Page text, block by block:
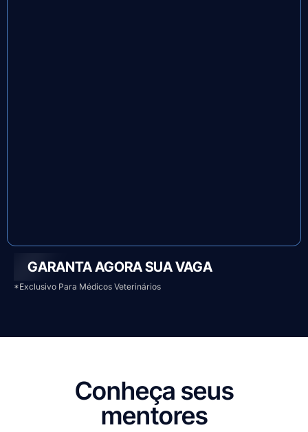
GARANTA AGORA SUA VAGA
*Exclusivo Para Médicos Veterinários
Conheça seus
mentores